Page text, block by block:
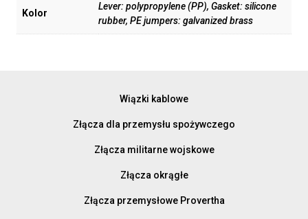
Kolor
Lever: polypropylene (PP), Gasket: silicone
rubber, PE jumpers: galvanized brass
Wiązki kablowe
Złącza dla przemysłu spożywczego
Złącza militarne wojskowe
Złącza okrągłe
Złącza przemysłowe Provertha